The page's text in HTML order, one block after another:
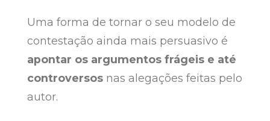
Uma forma de tornar o seu modelo de
contestação ainda mais persuasivo é
apontar os argumentos frágeis e até
controversosnas alegações feitas pelo
autor.